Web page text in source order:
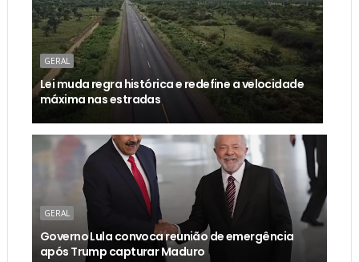
GERAL
Lei muda regra histórica e redefine a velocidade
máxima nas estradas
GERAL
Governo Lula convoca reunião de emergência
após Trump capturar Maduro